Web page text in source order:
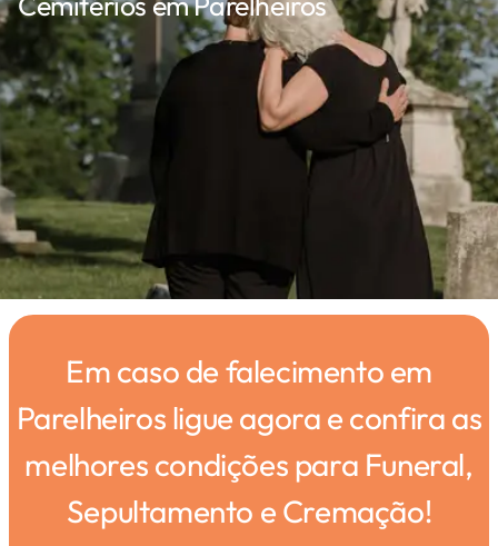
Em caso de falecimento em
Parelheiros ligue agora e confira as
melhores condições para Funeral,
Sepultamento e Cremação!